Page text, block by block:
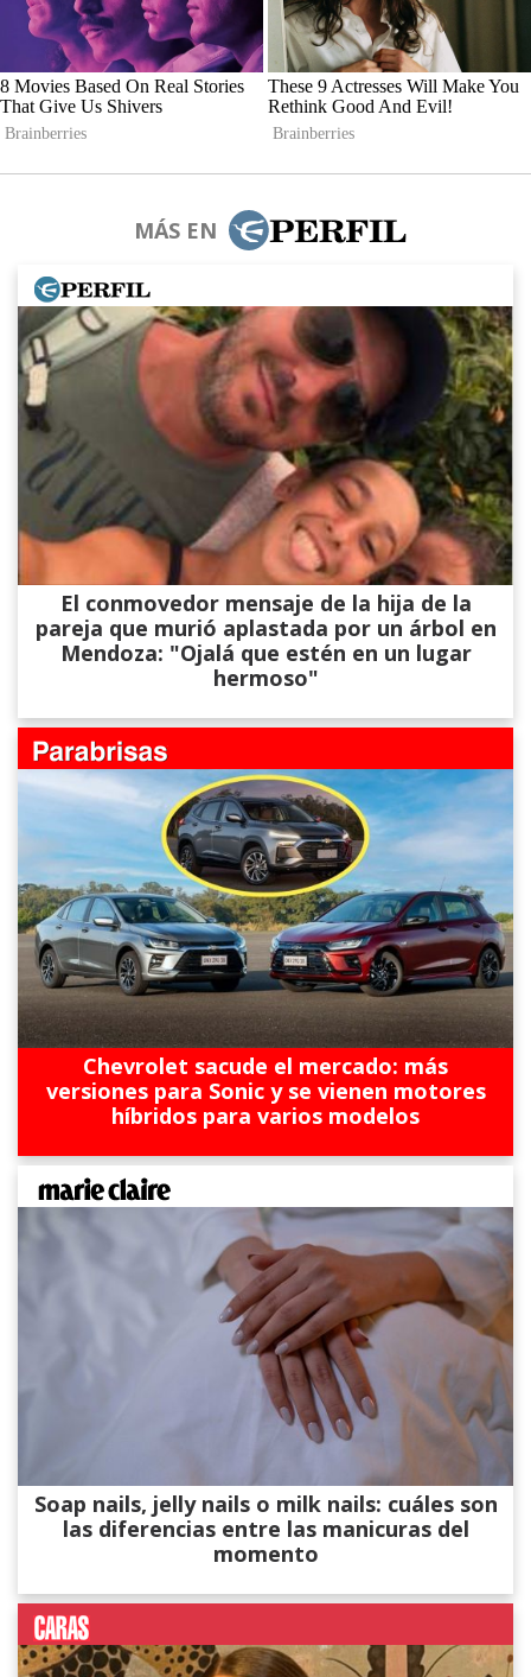
MÁS EN
El conmovedor mensaje de la hija de la
pareja que murió aplastada por un árbol en
Mendoza: "Ojalá que estén en un lugar
hermoso"
Chevrolet sacude el mercado: más
versiones para Sonic y se vienen motores
híbridos para varios modelos
Soap nails, jelly nails o milk nails: cuáles son
las diferencias entre las manicuras del
momento